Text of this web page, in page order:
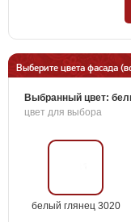
Выберите цвета фасада
Выбранный цвет:
цвет для выбора
белый глянец 3020